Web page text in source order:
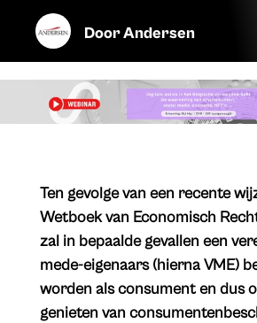
DoorAndersen
Ten gevolge van een recente
Wetboek van Economisch
zal in bepaalde gevallen een
mede-eigenaars (hierna VME)
worden als consument en dus
genieten van